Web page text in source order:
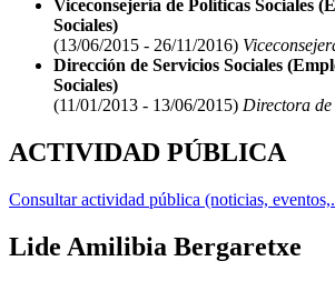
Viceconsejería de Políticas Sociales
Sociales)
(13/06/2015 - 26/11/2016)
Dirección de Servicios Sociales
Sociales)
(11/01/2013 - 13/06/2015) Directora de
ACTIVIDAD PÚBLICA
Consultar actividad pública (noticias,
Lide Amilibia Bergaretxe